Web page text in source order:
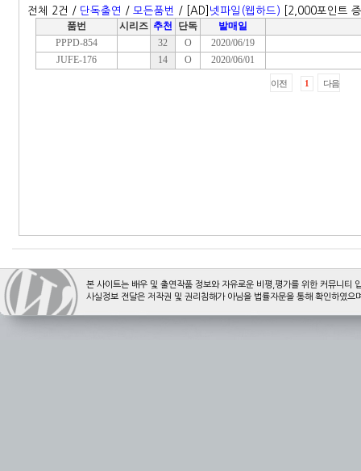
본 사이트는 배우 및 출연작품 정보와 자유로운 비평,평가를 위한 커뮤니티
사실정보 전달은 저작권 및 권리침해가 아님을 법률자문을 통해 확인하였으